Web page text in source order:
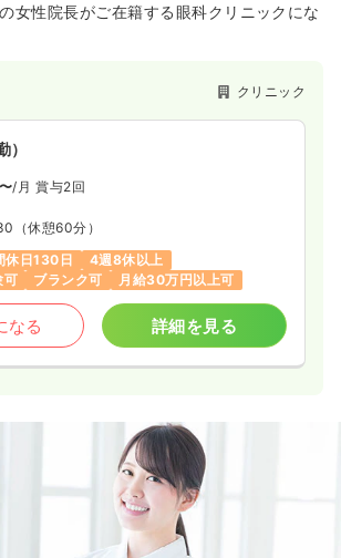
女性院長がご在籍する眼科クリニックにな
クリニック
）
/月 賞与2回
（休憩60分）
休日130日
4週8休以上
可
ブランク可 月給30万円以上可
なる 詳細を見る